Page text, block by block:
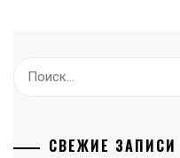
Найти:
СВЕЖИЕ ЗАПИСИ